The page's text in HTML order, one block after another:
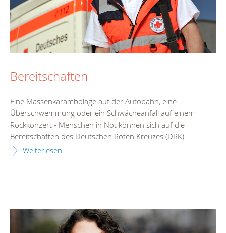
Bereitschaften
Eine Massenkarambolage auf der Autobahn, eine
Überschwemmung oder ein Schwächeanfall auf einem
Rockkonzert - Menschen in Not können sich auf die
Bereitschaften des Deutschen Roten Kreuzes (DRK)...
Weiterlesen